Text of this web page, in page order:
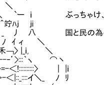
ゃけ、非覚醒者の
竚ﾊj ji
民の為の政治
ィ ＼
〉 |_ｉ,
‐’>:::｀
!::::::::::〉
イ＼_ ﾉ ﾘ